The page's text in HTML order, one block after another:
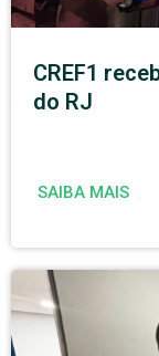
CREF1
do RJ
SAIBA MAIS